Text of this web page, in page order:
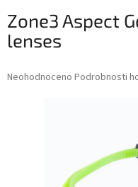
Zone3 Aspect
lenses
Průměrné
Neohodnoceno Podrobnosti